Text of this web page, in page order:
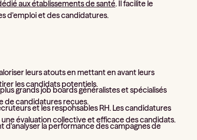
aux établissements de santé. Il facilite le
d'emploi et des candidatures.
leurs atouts en mettant en avant leurs
les candidats potentiels.
grands job boards généralistes et spécialisés
de candidatures reçues.
et les responsables RH. Les candidatures
évaluation collective et efficace des candidats.
la performance des campagnes de